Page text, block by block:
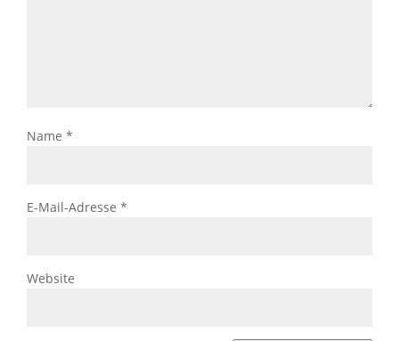
Name *
E-Mail-Adresse *
Website